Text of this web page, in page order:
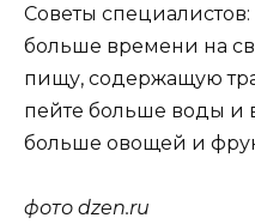
Советы
больше времени на
пищу, содержащую
пейте больше воды и
больше овощей и
фото dzen.ru